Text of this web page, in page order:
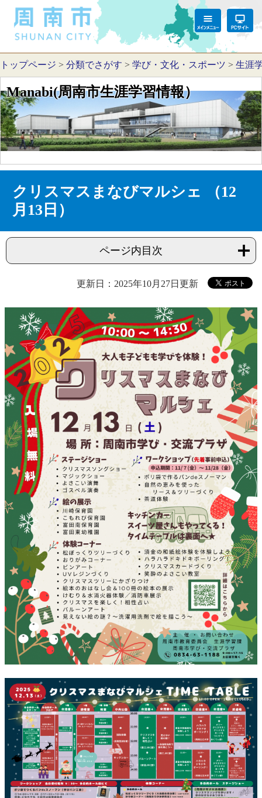
トップページ > 分類でさがす > 学び・文化・スポーツ > 生涯
Manabi(周南市生涯学習情報）
クリスマスまなびマルシェ （12
月13日）
ページ内目次
更新日：2025年10月27日更新